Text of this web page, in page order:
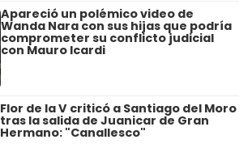
Apareció un polémico video de
Wanda Nara con sus hijas que podría
comprometer su conflicto judicial
con Mauro Icardi
Flor de la V criticó a Santiago del Moro
tras la salida de Juanicar de Gran
Hermano: "Canallesco"